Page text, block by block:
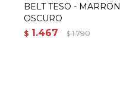
BELT TESO - MARRON
OSCURO
$ 1.467 $ 1.790